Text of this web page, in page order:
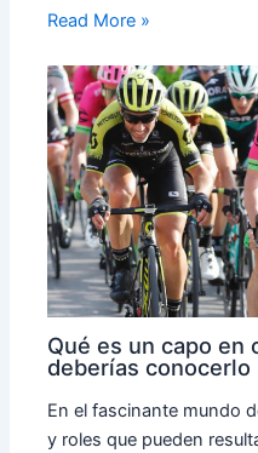
Read More »
Qué es un capo en
deberías conocerlo
En el fascinante mundo
y roles que pueden